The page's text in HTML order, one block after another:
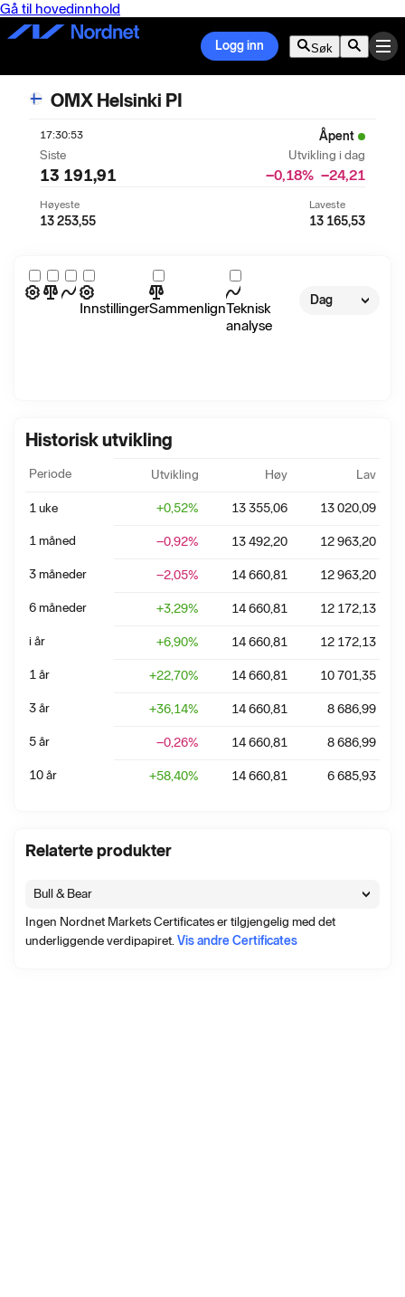
Gå til hovedinnhold
Logg inn Søk
OMX Helsinki PI
17:30:53
Åpent
Siste
13 191,91
Utvikling i dag
−0,18% −24,21
Høyeste
13 253,55
Laveste
13 165,53
InnstillingerSammenlignTeknisk
analyse
Dag
Historisk utvikling
Periode Utvikling Høy Lav
1 uke +0,52% 13 355,06 13 020,09
1 måned −0,92% 13 492,20 12 963,20
3 måneder −2,05% 14 660,81 12 963,20
6 måneder +3,29% 14 660,81 12 172,13
i år +6,90% 14 660,81 12 172,13
1 år +22,70% 14 660,81 10 701,35
3 år +36,14% 14 660,81 8 686,99
5 år −0,26% 14 660,81 8 686,99
10 år +58,40% 14 660,81 6 685,93
Relaterte produkter
Bull & Bear
Ingen Nordnet Markets Certificates er tilgjengelig med det
underliggende verdipapiret.Vis andre Certificates